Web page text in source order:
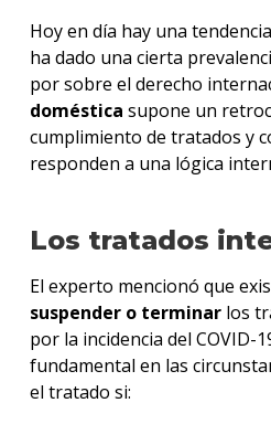
Hoy en día hay una
ha dado una cierta
por sobre el derecho
doméstica supone un
cumplimiento de tratados y
responden a una lógica
Los tratados
El experto mencionó que
suspender o terminarlos
por la incidencia del COVID-
fundamental en las
el tratado si: